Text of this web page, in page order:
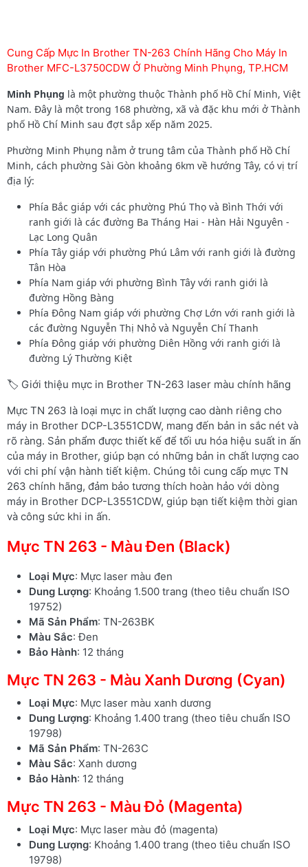
Cung Cấp Mực In Brother TN-263 Chính Hãng Cho Máy In
Brother MFC-L3750CDW Ở Phường Minh Phụng, TP.HCM
Minh Phụng là một phường thuộc Thành phố Hồ Chí Minh, Việt
Nam. Đây là một trong 168 phường, xã và đặc khu mới ở Thành
phố Hồ Chí Minh sau đợt sắp xếp năm 2025.
Phường Minh Phụng nằm ở trung tâm của Thành phố Hồ Chí
Minh, cách phường Sài Gòn khoảng 6km về hướng Tây, có vị trí
địa lý:
Phía Bắc giáp với các phường Phú Thọ và Bình Thới với
ranh giới là các đường Ba Tháng Hai - Hàn Hải Nguyên -
Lạc Long Quân
Phía Tây giáp với phường Phú Lâm với ranh giới là đường
Tân Hòa
Phía Nam giáp với phường Bình Tây với ranh giới là
đường Hồng Bàng
Phía Đông Nam giáp với phường Chợ Lớn với ranh giới là
các đường Nguyễn Thị Nhỏ và Nguyễn Chí Thanh
Phía Đông giáp với phường Diên Hồng với ranh giới là
đường Lý Thường Kiệt
🏷️ Giới thiệu mực in Brother TN-263 laser màu chính hãng
Mực TN 263 là loại mực in chất lượng cao dành riêng cho
máy in Brother DCP-L3551CDW, mang đến bản in sắc nét và
rõ ràng. Sản phẩm được thiết kế để tối ưu hóa hiệu suất in ấn
của máy in Brother, giúp bạn có những bản in chất lượng cao
với chi phí vận hành tiết kiệm. Chúng tôi cung cấp mực TN
263 chính hãng, đảm bảo tương thích hoàn hảo với dòng
máy in Brother DCP-L3551CDW, giúp bạn tiết kiệm thời gian
và công sức khi in ấn.
Mực TN 263 - Màu Đen (Black)
Loại Mực: Mực laser màu đen
Dung Lượng: Khoảng 1.500 trang (theo tiêu chuẩn ISO
19752)
Mã Sản Phẩm: TN-263BK
Màu Sắc: Đen
Bảo Hành: 12 tháng
Mực TN 263 - Màu Xanh Dương (Cyan)
Loại Mực: Mực laser màu xanh dương
Dung Lượng: Khoảng 1.400 trang (theo tiêu chuẩn ISO
19798)
Mã Sản Phẩm: TN-263C
Màu Sắc: Xanh dương
Bảo Hành: 12 tháng
Mực TN 263 - Màu Đỏ (Magenta)
Loại Mực: Mực laser màu đỏ (magenta)
Dung Lượng: Khoảng 1.400 trang (theo tiêu chuẩn ISO
19798)